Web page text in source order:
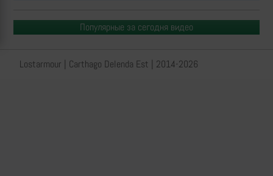
Популярные за сегодня видео
Lostarmour | Carthago Delenda Est | 2014-2026